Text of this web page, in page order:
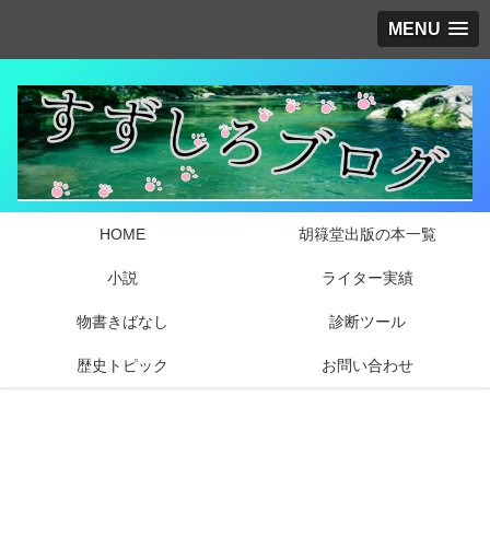
MENU
HOME 胡簶堂出版の本一覧
小説 ライター実績
物書きばなし 診断ツール
歴史トピック お問い合わせ